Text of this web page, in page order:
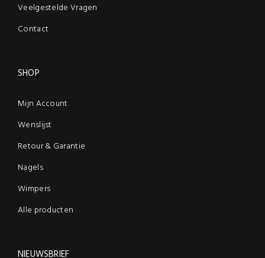
Veelgestelde Vragen
Contact
SHOP
Mijn Account
Wenslijst
Retour & Garantie
Nagels
Wimpers
Alle producten
NIEUWSBRIEF